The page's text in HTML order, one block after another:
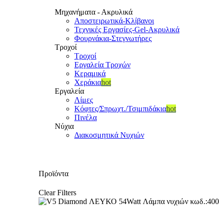
Μηχανήματα - Ακρυλικά
Αποστειρωτικά-Κλίβανοι
Τεχνικές Εργασίες-Gel-Ακρυλικά
Φουρνάκια-Στεγνωτήρες
Τροχοί
Τροχοί
Εργαλεία Τροχών
Κεραμικά
Χεράκιαhot
Εργαλεία
Λίμες
Κόφτες/Σπρωχτ./Τσιμπιδάκιαhot
Πινέλα
Νύχια
Διακοσμητικά Νυχιών
Προϊόντα
Clear Filters